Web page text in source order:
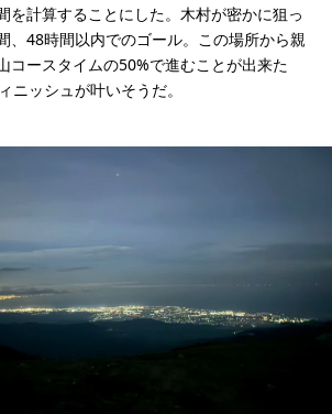
を計算することにした。木村が密かに狙っ
、48時間以内でのゴール。この場所から親
コースタイムの50%で進むことが出来た
ニッシュが叶いそうだ。